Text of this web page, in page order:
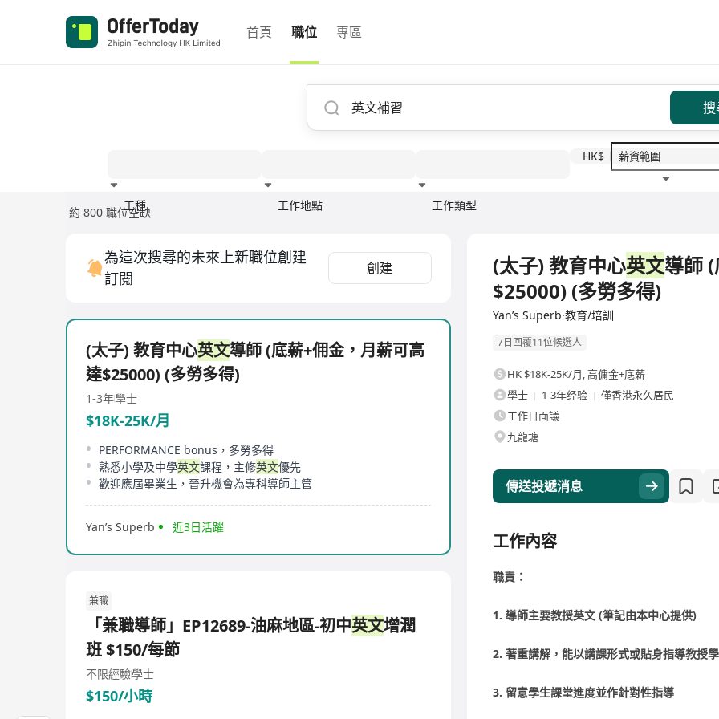
首頁 職位 專區
搜
工種 工作地點 工作類型
HK$
約 800 職位空缺
為這次搜尋的未來上新職位創建
訂閱
創建
(太子) 教育中心英文導師 (底薪+佣金，月薪可高
達$25000) (多勞多得)
1-3年學士
$18K-25K/月
PERFORMANCE bonus，多勞多得
熟悉小學及中學英文課程，主修英文優先
歡迎應屆畢業生，晉升機會為專科導師主管
Yan’s Superb 近3日活躍
兼職
「兼職導師」EP12689-油麻地區-初中英文增潤
班 $150/每節
不限經驗學士
$150/小時
(太子) 教育中心英文導師
$25000) (多勞多得)
Yan’s Superb·教育/培訓
7日回覆11位候選人
HK $18K-25K/月,高傭金+底薪
學士
1-3年经验
僅香港永久居民
工作日面議
九龍塘
傳送投遞消息
工作內容
職責︰
1. 導師主要教授英文 (筆記由本中心提供)
2. 著重講解，能以講課形式或貼身指導教授
3. 留意學生課堂進度並作針對性指導